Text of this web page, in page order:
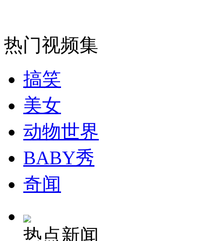
纽约上演“枕头大战”
司机酒驾遇交警 急速倒车逃窜
热门视频集
搞笑
美女
动物世界
BABY秀
奇闻
热点新闻